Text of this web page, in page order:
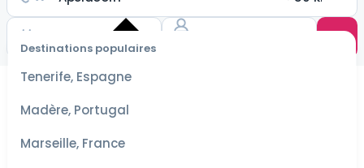
Destinations populaires
Tenerife, Espagne
Madère, Portugal
Marseille, France
Choisir
les
pour les
tarifs